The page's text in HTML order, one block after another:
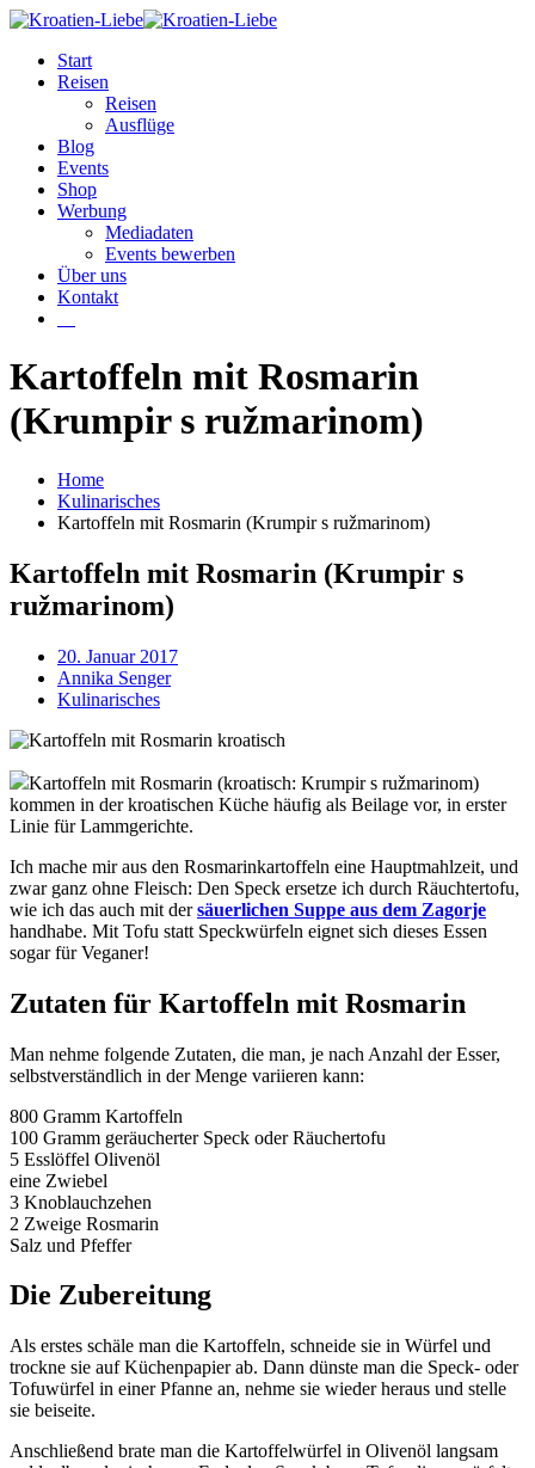
Start
Reisen
Reisen
Ausflüge
Blog
Events
Shop
Werbung
Mediadaten
Events bewerben
Über uns
Kontakt
Kartoffeln mit Rosmarin
(Krumpir s ružmarinom)
Home
Kulinarisches
Kartoffeln mit Rosmarin (Krumpir s ružmarinom)
Kartoffeln mit Rosmarin (Krumpir s
ružmarinom)
20. Januar 2017
Annika Senger
Kulinarisches
Kartoffeln mit Rosmarin (kroatisch: Krumpir s ružmarinom)
kommen in der kroatischen Küche häufig als Beilage vor, in erster
Linie für Lammgerichte.
Ich mache mir aus den Rosmarinkartoffeln eine Hauptmahlzeit, und
zwar ganz ohne Fleisch: Den Speck ersetze ich durch Räuchtertofu,
wie ich das auch mit dersäuerlichen Suppe aus dem Zagorje
handhabe. Mit Tofu statt Speckwürfeln eignet sich dieses Essen
sogar für Veganer!
Zutaten für Kartoffeln mit Rosmarin
Man nehme folgende Zutaten, die man, je nach Anzahl der Esser,
selbstverständlich in der Menge variieren kann:
800 Gramm Kartoffeln
100 Gramm geräucherter Speck oder Räuchertofu
5 Esslöffel Olivenöl
eine Zwiebel
3 Knoblauchzehen
2 Zweige Rosmarin
Salz und Pfeffer
Die Zubereitung
Als erstes schäle man die Kartoffeln, schneide sie in Würfel und
trockne sie auf Küchenpapier ab. Dann dünste man die Speck- oder
Tofuwürfel in einer Pfanne an, nehme sie wieder heraus und stelle
sie beiseite.
Anschließend brate man die Kartoffelwürfel in Olivenöl langsam